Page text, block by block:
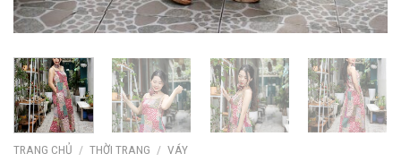
TRANG CHỦ / THỜI TRANG / VÁY